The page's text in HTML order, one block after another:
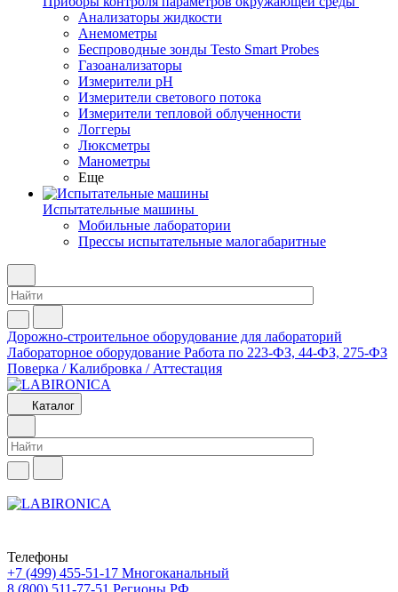
Анализаторы жидкости
Анемометры
Беспроводные зонды Testo Smart Probes
Газоанализаторы
Измерители pH
Измерители светового потока
Измерители тепловой облученности
Логгеры
Люксметры
Манометры
Еще
Испытательные машины
Мобильные лаборатории
Прессы испытательные малогабаритные
Дорожно-строительное оборудование для лабораторий
Лабораторное оборудование Работа по 223-ФЗ, 44-ФЗ, 275-ФЗ
Поверка / Калибровка / Аттестация
Каталог
Телефоны
+7 (499) 455-51-17 Многоканальный
8 (800) 511-77-51 Регионы РФ